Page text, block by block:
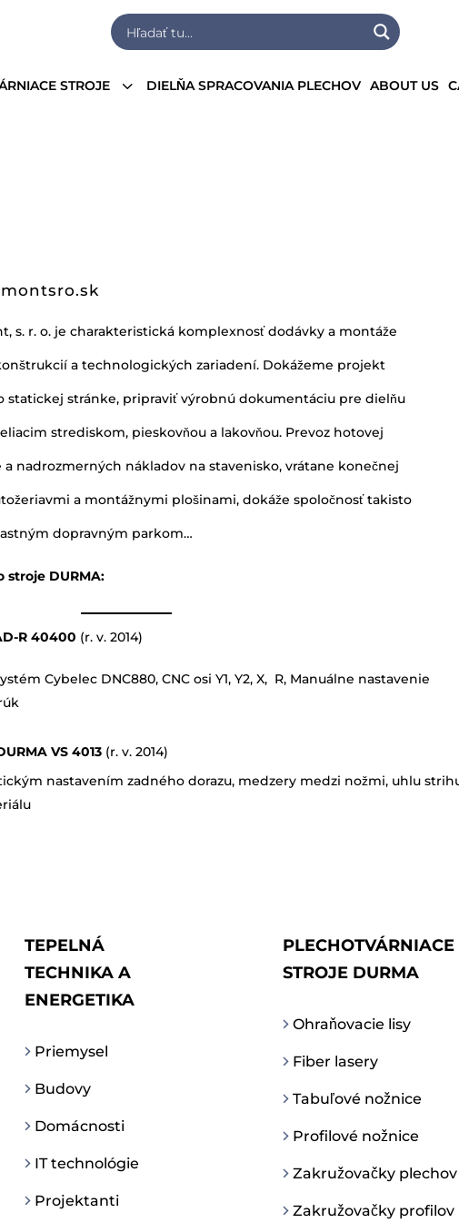
3
STROJE DIELŇA SPRACOVANIA PLECHOV ABOUT US
s. r. o. je charakteristická komplexnosť dodávky a montáže
a technologických zariadení. Dokážeme projekt
statickej stránke, pripraviť výrobnú dokumentáciu pre dielňu
strediskom, pieskovňou a lakovňou. Prevoz hotovej
nadrozmerných nákladov na stavenisko, vrátane konečnej
a montážnymi plošinami, dokáže spoločnosť takisto
dopravným parkom…
stroje DURMA:
R 40400 (r. v. 2014)
Cybelec DNC880, CNC osi Y1, Y2, X, R, Manuálne nastavenie
VS 4013 (r. v. 2014)
nastavením zadného dorazu, medzery medzi nožmi, uhlu
TEPELNÁ
TECHNIKA A
ENERGETIKA
Priemysel
Budovy
Domácnosti
IT technológie
Projektanti
PLECHOTVÁRNIACE
STROJE DURMA
Ohraňovacie lisy
Fiber lasery
Tabuľové nožnice
Profilové nožnice
Zakružovačky plechov
Zakružovačky profilov